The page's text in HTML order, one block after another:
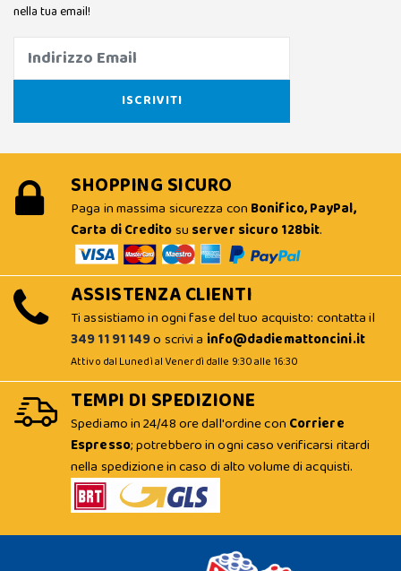
nella tua email!
SHOPPING SICURO
Paga in massima sicurezza con Bonifico, PayPal,
Carta di Creditosu server sicuro 128bit.
ASSISTENZA CLIENTI
Ti assistiamo in ogni fase del tuo acquisto: contatta il
349 11 91 149o scrivi a info@dadiemattoncini.it
Attivo dal Lunedì al Venerdì dalle 9:30 alle 16:30
TEMPI DI SPEDIZIONE
Spediamo in 24/48 ore dall'ordine con Corriere
Espresso; potrebbero in ogni caso verificarsi ritardi
nella spedizione in caso di alto volume di acquisti.